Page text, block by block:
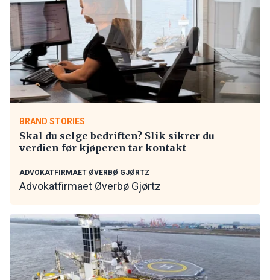
BRAND STORIES
Skal du selge bedriften? Slik sikrer du
verdien før kjøperen tar kontakt
ADVOKATFIRMAET ØVERBØ GJØRTZ
Advokatfirmaet Øverbø Gjørtz